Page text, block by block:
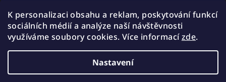
K personalizaci obsahu a reklam, poskytování funkcí
sociálních médií a analýze naší návštěvnosti
využíváme soubory cookies. Více informacízde.
Nastavení
Zásady ochrany osobních údajů
Vrácení a výměna zboží